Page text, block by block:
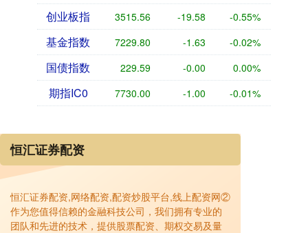
创业板指 3515.56 -19.58 -0.55%
基金指数 7229.80 -1.63 -0.02%
国债指数 229.59 -0.00 0.00%
期指IC0 7730.00 -1.00 -0.01%
恒汇证券配资
恒汇证券配资,网络配资,配资炒股平台,线上配资网②
作为您值得信赖的金融科技公司，我们拥有专业的
团队和先进的技术，提供股票配资、期权交易及量